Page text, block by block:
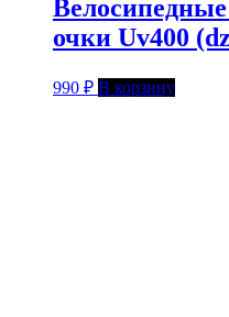
очки Uv400
990 ₽ В корзину